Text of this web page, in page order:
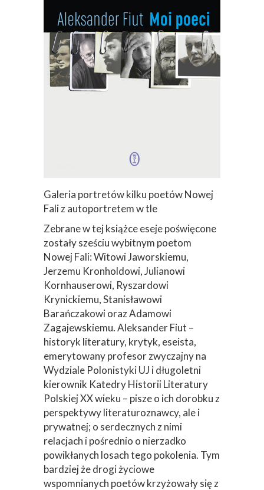
Galeria portretów kilku poetów Nowej
Fali z autoportretem w tle
Zebrane w tej książce eseje poświęcone
zostały sześciu wybitnym poetom
Nowej Fali: Witowi Jaworskiemu,
Jerzemu Kronholdowi, Julianowi
Kornhauserowi, Ryszardowi
Krynickiemu, Stanisławowi
Barańczakowi oraz Adamowi
Zagajewskiemu. Aleksander Fiut –
historyk literatury, krytyk, eseista,
emerytowany profesor zwyczajny na
Wydziale Polonistyki UJ i długoletni
kierownik Katedry Historii Literatury
Polskiej XX wieku – pisze o ich dorobku z
perspektywy literaturoznawcy, ale i
prywatnej; o serdecznych z nimi
relacjach i pośrednio o nierzadko
powikłanych losach tego pokolenia. Tym
bardziej że drogi życiowe
wspomnianych poetów krzyżowały się z
Zgoda na pliki cookie
Cookies to małe pliki danych, które są
przechowywane na Twoim urządzeniu podczas
przeglądania stron internetowych. Używamy ich do
poprawy działania serwisu, personalizacji treści, oraz
analizy ruchu na stronie.
Dostosuj Zezwól na wszystkie